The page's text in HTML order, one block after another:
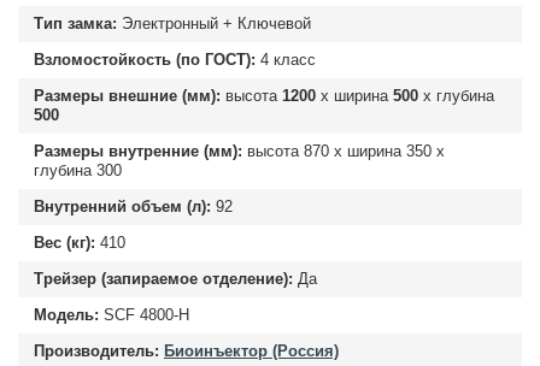
Тип замка: Электронный + Ключевой
Взломостойкость (по ГОСТ): 4 класс
Размеры внешние (мм): высота 1200 х ширина 500 х глубина
500
Размеры внутренние (мм): высота 870 х ширина 350 х
глубина 300
Внутренний объем (л): 92
Вес (кг): 410
Трейзер (запираемое отделение): Да
Модель: SCF 4800-H
Производитель: Биоинъектор (Россия)